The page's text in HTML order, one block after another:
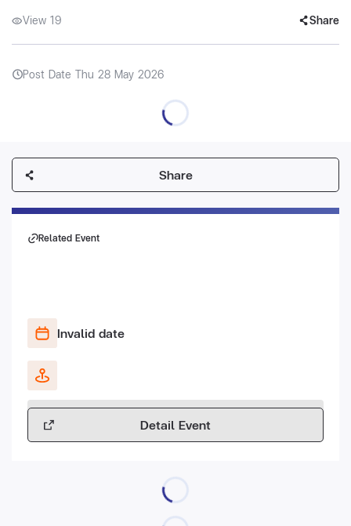
View 19 Share
Post Date Thu 28 May 2026
Share
Related Event
Invalid date
Detail Event